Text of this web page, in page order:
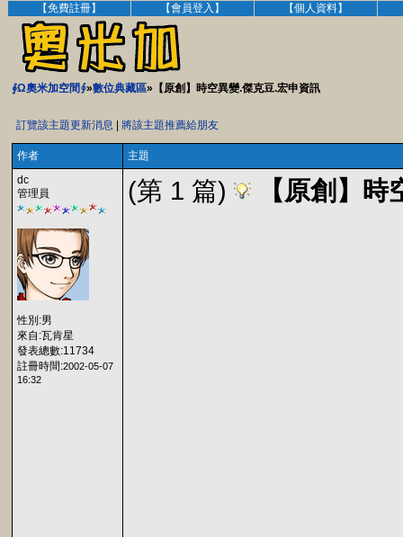
【免費註冊】 【會員登入】 【個人資料】
∮Ω奧米加空間∮»數位典藏區»【原創】時空異變.傑克豆.宏申資訊
訂覽該主題更新消息 將該主題推薦給朋友
作者
主題
dc
管理員
性別:男
來自:瓦肯星
發表總數:11734
註冊時間:2002-05-07
16:32
(第 1 篇) 【原創】